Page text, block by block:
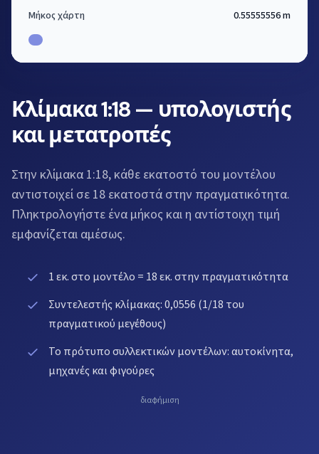
Κλίμακα 1:18 — υπολογιστής
και μετατροπές
Στην κλίμακα 1:18, κάθε εκατοστό του μοντέλου
αντιστοιχεί σε 18 εκατοστά στην πραγματικότητα.
Πληκτρολογήστε ένα μήκος και η αντίστοιχη τιμή
εμφανίζεται αμέσως.
1 εκ. στο μοντέλο = 18 εκ. στην πραγματικότητα
Συντελεστής κλίμακας: 0,0556 (1/18 του
πραγματικού μεγέθους)
Το πρότυπο συλλεκτικών μοντέλων: αυτοκίνητα,
μηχανές και φιγούρες
Μήκος χάρτη 0.55555556 m
διαφήμιση